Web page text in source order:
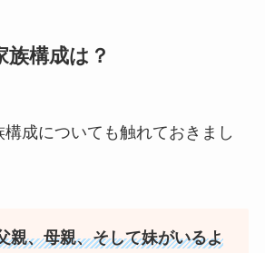
族構成は？
成についても触れておきまし
親、母親、そして妹がいるよ